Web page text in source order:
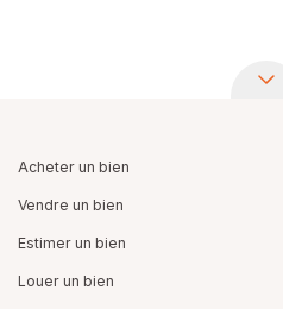
Acheter un bien
Vendre un bien
Estimer un bien
Louer un bien